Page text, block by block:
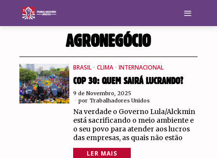
AGRONEGÓCIO
BRASIL · CLIMA · INTERNACIONAL
COP 30: QUEM SAIRÁ LUCRANDO?
9 de Novembro, 2025
por Trabalhadores Unidos
Na verdade o Governo Lula/Alckmin
está sacrificando o meio ambiente e
o seu povo para atender aos lucros
das empresas, as quais não estão
LER MAIS